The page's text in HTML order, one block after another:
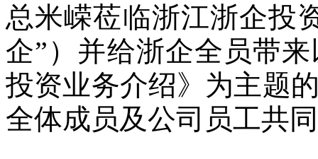
总米嵘莅临浙江浙企投
企”）并给浙企全员带
投资业务介绍》为主题
全体成员及公司员工共